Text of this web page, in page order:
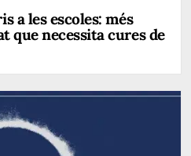
a les escoles: més
que necessita cures de